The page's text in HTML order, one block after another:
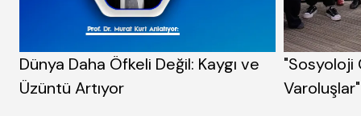
Dünya Daha Öfkeli Değil: Kaygı ve
Üzüntü Artıyor
"Sosyoloji